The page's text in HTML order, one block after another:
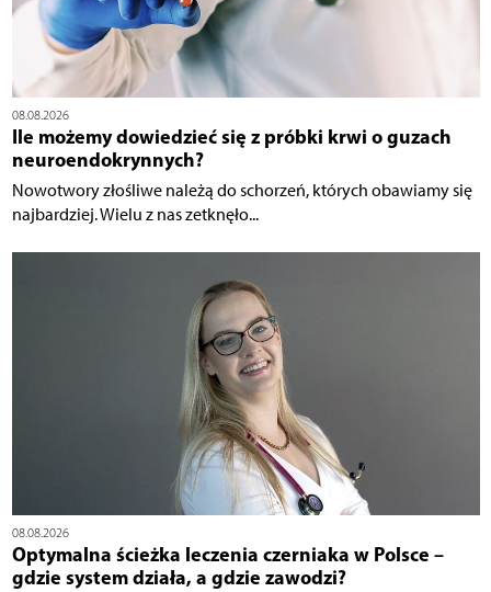
08.08.2026
Ile możemy dowiedzieć się z próbki krwi o guzach
neuroendokrynnych?
Nowotwory złośliwe należą do schorzeń, których obawiamy się
najbardziej. Wielu z nas zetknęło...
08.08.2026
Optymalna ścieżka leczenia czerniaka w Polsce –
gdzie system działa, a gdzie zawodzi?